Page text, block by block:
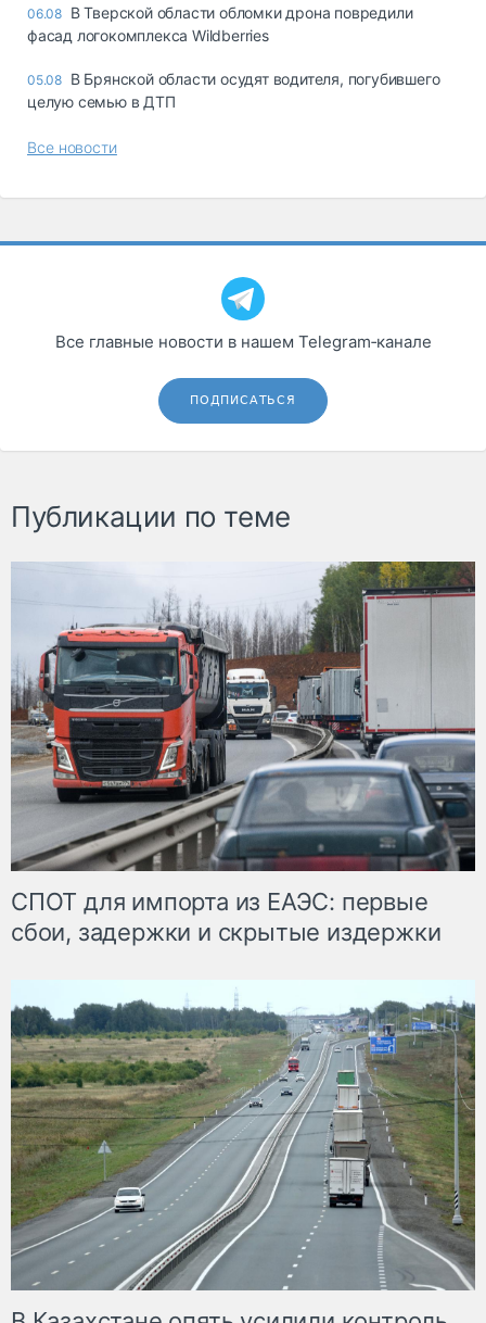
06.08 В Тверской области обломки дрона повредили
фасад логокомплекса Wildberries
05.08 В Брянской области осудят водителя, погубившего
целую семью в ДТП
Все новости
Все главные новости в нашем Telegram‑канале
ПОДПИСАТЬСЯ
Публикации по теме
СПОТ для импорта из ЕАЭС: первые
сбои, задержки и скрытые издержки